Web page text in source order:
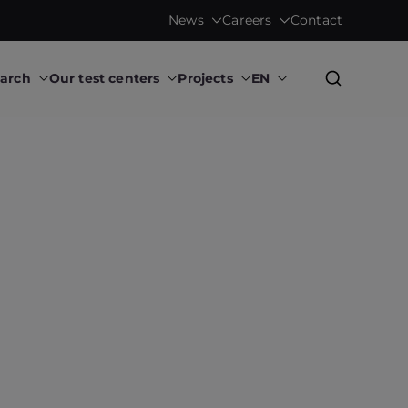
News Careers Contact
Our test centers Projects EN